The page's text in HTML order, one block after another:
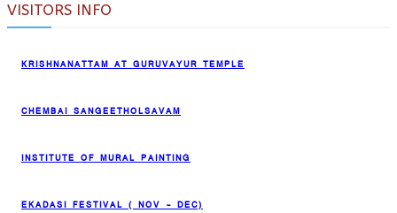
VISITORS INFO
KRISHNANATTAM AT GURUVAYUR TEMPLE
CHEMBAI SANGEETHOLSAVAM
INSTITUTE OF MURAL PAINTING
EKADASI FESTIVAL ( NOV – DEC)